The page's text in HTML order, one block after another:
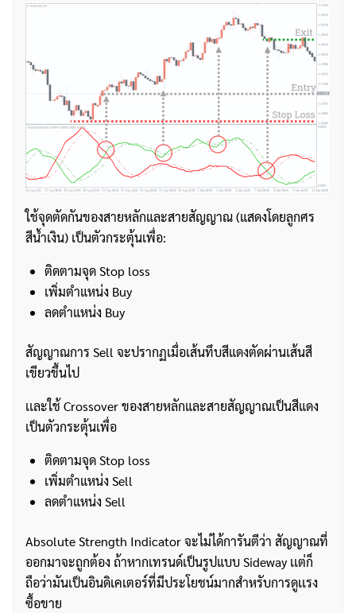
ค้นหา
สำหรับ:
ใช้จุดตัดกันของสายหลักและสายสัญญาณ (แสดงโดยลูกศร
สีน้ำเงิน) เป็นตัวกระตุ้นเพื่อ:
ติดตามจุด Stop loss
เพิ่มตำแหน่ง Buy
ลดตำแหน่ง Buy
สัญญาณการ Sell จะปรากฏเมื่อเส้นทึบสีแดงตัดผ่านเส้นสี
เขียวขึ้นไป
เเละใช้ Crossover ของสายหลักและสายสัญญาณเป็นสีแดง
เป็นตัวกระตุ้นเพื่อ
ติดตามจุด Stop loss
เพิ่มตำแหน่ง Sell
ลดตำแหน่ง Sell
Absolute Strength Indicator จะไม่ได้การันตีว่า สัญญาณที่
ออกมาจะถูกต้อง ถ้าหากเทรนด์เป็นรูปแบบ Sideway เเต่ก็
ถือว่ามันเป็นอินดิเคเตอร์ที่มีประโยชน์มากสำหรับการดูเเรง
ซื้อขาย